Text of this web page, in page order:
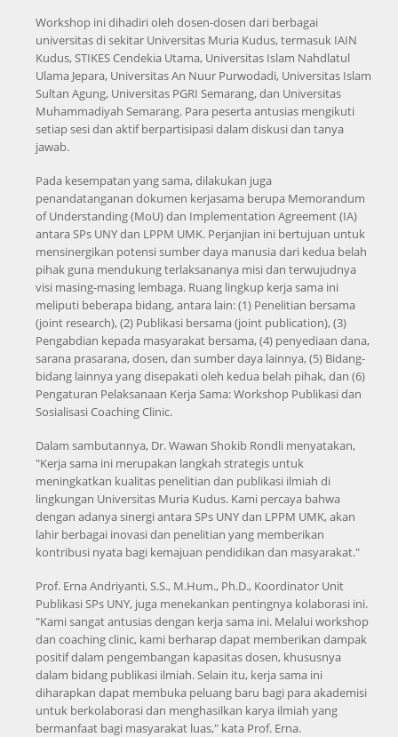
Workshop ini dihadiri oleh dosen-dosen dari berbagai
universitas di sekitar Universitas Muria Kudus, termasuk IAIN
Kudus, STIKES Cendekia Utama, Universitas Islam Nahdlatul
Ulama Jepara, Universitas An Nuur Purwodadi, Universitas Islam
Sultan Agung, Universitas PGRI Semarang, dan Universitas
Muhammadiyah Semarang. Para peserta antusias mengikuti
setiap sesi dan aktif berpartisipasi dalam diskusi dan tanya
jawab.
Pada kesempatan yang sama, dilakukan juga
penandatanganan dokumen kerjasama berupa Memorandum
of Understanding (MoU) dan Implementation Agreement (IA)
antara SPs UNY dan LPPM UMK. Perjanjian ini bertujuan untuk
mensinergikan potensi sumber daya manusia dari kedua belah
pihak guna mendukung terlaksananya misi dan terwujudnya
visi masing-masing lembaga. Ruang lingkup kerja sama ini
meliputi beberapa bidang, antara lain: (1) Penelitian bersama
(joint research), (2) Publikasi bersama (joint publication), (3)
Pengabdian kepada masyarakat bersama, (4) penyediaan dana,
sarana prasarana, dosen, dan sumber daya lainnya, (5) Bidang-
bidang lainnya yang disepakati oleh kedua belah pihak, dan (6)
Pengaturan Pelaksanaan Kerja Sama: Workshop Publikasi dan
Sosialisasi Coaching Clinic.
Dalam sambutannya, Dr. Wawan Shokib Rondli menyatakan,
"Kerja sama ini merupakan langkah strategis untuk
meningkatkan kualitas penelitian dan publikasi ilmiah di
lingkungan Universitas Muria Kudus. Kami percaya bahwa
dengan adanya sinergi antara SPs UNY dan LPPM UMK, akan
lahir berbagai inovasi dan penelitian yang memberikan
kontribusi nyata bagi kemajuan pendidikan dan masyarakat."
Prof. Erna Andriyanti, S.S., M.Hum., Ph.D., Koordinator Unit
Publikasi SPs UNY, juga menekankan pentingnya kolaborasi ini.
"Kami sangat antusias dengan kerja sama ini. Melalui workshop
dan coaching clinic, kami berharap dapat memberikan dampak
positif dalam pengembangan kapasitas dosen, khususnya
dalam bidang publikasi ilmiah. Selain itu, kerja sama ini
diharapkan dapat membuka peluang baru bagi para akademisi
untuk berkolaborasi dan menghasilkan karya ilmiah yang
bermanfaat bagi masyarakat luas," kata Prof. Erna.